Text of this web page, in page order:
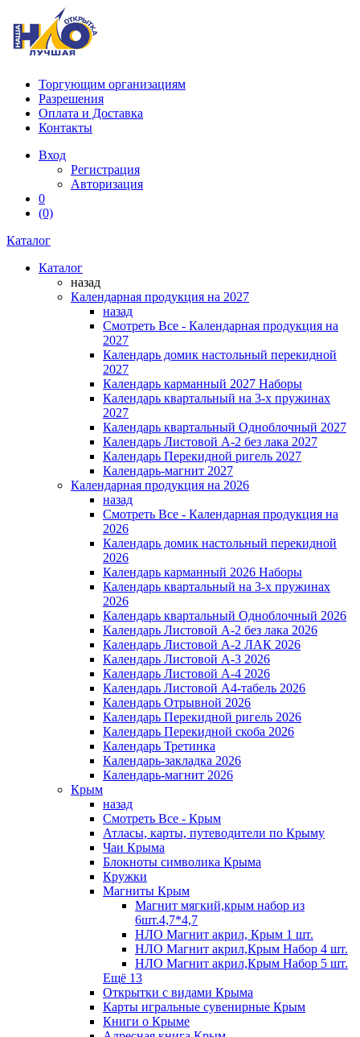
Торгующим организациям
Разрешения
Оплата и Доставка
Контакты
Вход
Регистрация
Авторизация
0
(0)
Каталог
Каталог
назад
Календарная продукция на 2027
назад
Смотреть Все - Календарная продукция на
2027
Календарь домик настольный перекидной
2027
Календарь карманный 2027 Наборы
Календарь квартальный на 3-х пружинах
2027
Календарь квартальный Одноблочный 2027
Календарь Листовой А-2 без лака 2027
Календарь Перекидной ригель 2027
Календарь-магнит 2027
Календарная продукция на 2026
назад
Смотреть Все - Календарная продукция на
2026
Календарь домик настольный перекидной
2026
Календарь карманный 2026 Наборы
Календарь квартальный на 3-х пружинах
2026
Календарь квартальный Одноблочный 2026
Календарь Листовой А-2 без лака 2026
Календарь Листовой А-2 ЛАК 2026
Календарь Листовой А-3 2026
Календарь Листовой А-4 2026
Календарь Листовой А4-табель 2026
Календарь Отрывной 2026
Календарь Перекидной ригель 2026
Календарь Перекидной скоба 2026
Календарь Третинка
Календарь-закладка 2026
Календарь-магнит 2026
Крым
назад
Смотреть Все - Крым
Атласы, карты, путеводители по Крыму
Чаи Крыма
Блокноты символика Крыма
Кружки
Магниты Крым
Магнит мягкий,крым набор из
6шт.4,7*4,7
НЛО Магнит акрил, Крым 1 шт.
НЛО Магнит акрил,Крым Набор 4 шт.
НЛО Магнит акрил,Крым Набор 5 шт.
Ещё 13
Открытки с видами Крыма
Карты игральные сувенирные Крым
Книги о Крыме